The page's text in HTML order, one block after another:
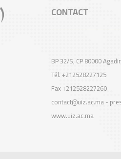
CONTACT
BP 32/S, CP 80000
Tél. +212528227125
Fax +212528227260
contact@uiz.ac.ma -
www.uiz.ac.ma